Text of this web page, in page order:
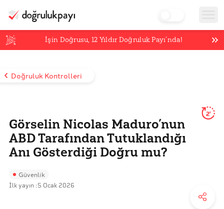
İşin Doğrusu,12 Yıldır Doğruluk Payı’nda!
Doğruluk Kontrolleri
Görselin Nicolas Maduro’nun
ABD Tarafından Tutuklandığı
Anı Gösterdiği Doğru mu?
2'
Güvenlik
İlk yayın :5 Ocak 2026